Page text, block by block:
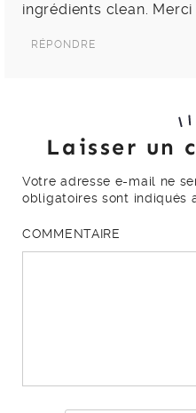
ingrédients clean.
RÉPONDRE
Laisser un
Votre adresse e-mail ne
obligatoires sont indiqués
COMMENTAIRE